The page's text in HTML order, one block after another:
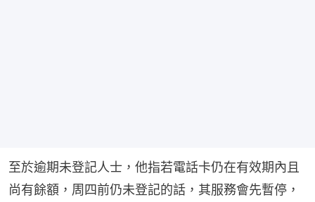
至於逾期未登記人士，他指若電話卡仍在有效期內且
尚有餘額，周四前仍未登記的話，其服務會先暫停，